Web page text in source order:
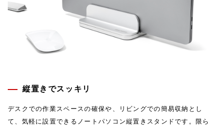
縦置きでスッキリ
デスクでの作業スペースの確保や、リビングでの簡易収納とし
て、気軽に設置できるノートパソコン縦置きスタンドです。限ら